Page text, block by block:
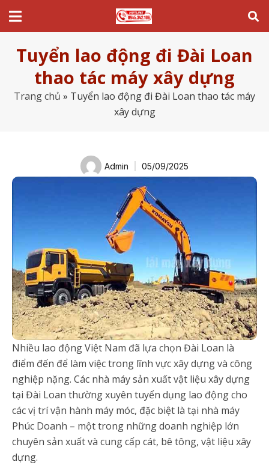
Tuyển lao động đi Đài Loan
thao tác máy xây dựng
Trang chủ » Tuyển lao động đi Đài Loan thao tác máy
xây dựng
Admin 05/09/2025
Nhiều lao động Việt Nam đã lựa chọn Đài Loan là
điểm đến để làm việc trong lĩnh vực xây dựng và công
nghiệp nặng. Các nhà máy sản xuất vật liệu xây dựng
tại Đài Loan thường xuyên tuyển dụng lao động cho
các vị trí vận hành máy móc, đặc biệt là tại nhà máy
Phúc Doanh – một trong những doanh nghiệp lớn
chuyên sản xuất và cung cấp cát, bê tông, vật liệu xây
dựng.